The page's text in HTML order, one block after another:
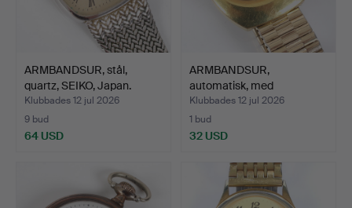
ARMBANDSUR, stål,
quartz, SEIKO, Japan.
Klubbades 12 jul 2026
9 bud
64 USD
ARMBANDSUR,
automatisk, med
dag/datum, Sic…
Klubbades 12 jul 2026
1 bud
32 USD